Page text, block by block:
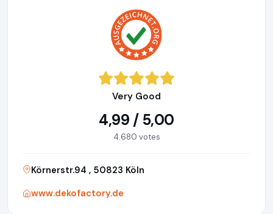
Very Good
4,99 / 5,00
4.680 votes
Körnerstr.94 , 50823 Köln
www.dekofactory.de